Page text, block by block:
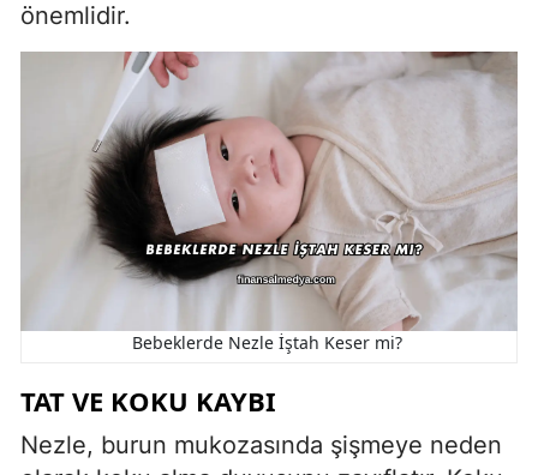
önemlidir.
Bebeklerde Nezle İştah Keser mi?
TAT VE KOKU KAYBI
Nezle, burun mukozasında şişmeye neden